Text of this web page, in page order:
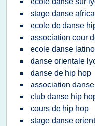
ecole danse sur
stage danse
ecole de danse
association cour
ecole danse
danse orientale
danse de hip hop
association
club danse hip
cours de hip hop
stage danse